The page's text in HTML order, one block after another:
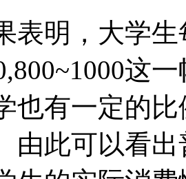
表明，大学
这
也有一定的
由此可以看